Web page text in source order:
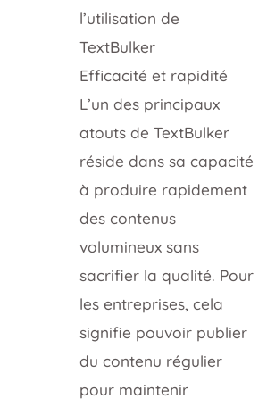
l’utilisation de
TextBulker
Efficacité et rapidité
L’un des principaux
atouts de TextBulker
réside dans sa capacité
à produire rapidement
des contenus
volumineux sans
sacrifier la qualité. Pour
les entreprises, cela
signifie pouvoir publier
du contenu régulier
pour maintenir